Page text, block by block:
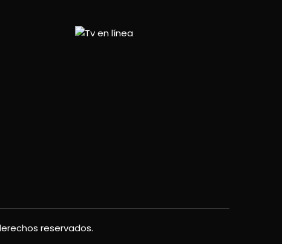
reservados.